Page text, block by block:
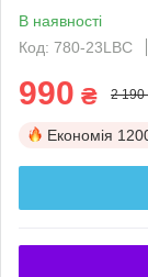
В наявності
Код: 780-23LBC
990 ₴ 2 190
Економія